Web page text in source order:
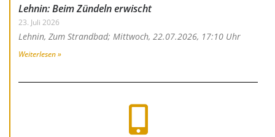
Lehnin: Beim Zündeln erwischt
23. Juli 2026
Lehnin, Zum Strandbad; Mittwoch, 22.07.2026, 17:10 Uhr
Weiterlesen »